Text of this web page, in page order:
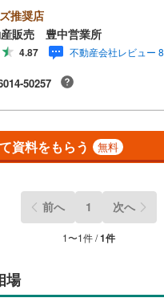
伝い！リフォーム・リノベも併せ
てお話ができるよう、キッズスペ
】（年中無休）上記時間はお電
軽にご連絡ください！現地をご見
（無料）」ボタンよりご希望の日
可能です。＝＝＝＝＝＝＝＝＝
推奨店
産販売 豊中営業所
4.87 不動産会社レビュー
50257
資料をもらう 無料
前へ 1 次へ
1〜1件 /1件
場
市(49)
(77)
(29)
(2)
市(39)
郡河南町(9)
公園都市モノレール